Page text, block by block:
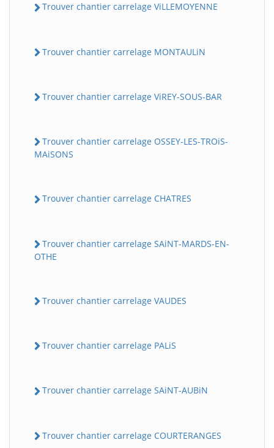
Trouver chantier carrelage ViLLEMOYENNE
Trouver chantier carrelage MONTAULiN
Trouver chantier carrelage ViREY-SOUS-BAR
Trouver chantier carrelage OSSEY-LES-TROiS-
MAiSONS
Trouver chantier carrelage CHATRES
Trouver chantier carrelage SAiNT-MARDS-EN-
OTHE
Trouver chantier carrelage VAUDES
Trouver chantier carrelage PALiS
Trouver chantier carrelage SAiNT-AUBiN
Trouver chantier carrelage COURTERANGES